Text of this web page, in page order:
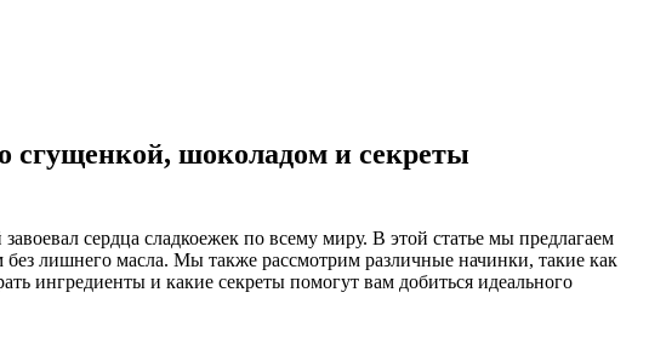
сгущенкой, шоколадом и секреты
сердца сладкоежек по всему миру. В этой статье мы предлагаем
лишнего масла. Мы также рассмотрим различные начинки, такие как
ингредиенты и какие секреты помогут вам добиться идеального